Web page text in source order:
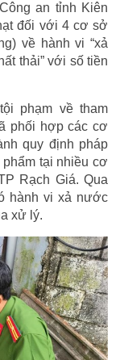
an tỉnh Kiên
đối với 4 cơ sở
về hành vi “xả
thải” với số tiền
phạm về tham
phối hợp các cơ
quy định pháp
tại nhiều cơ
Rạch Giá. Qua
hành vi xả nước
xử lý.